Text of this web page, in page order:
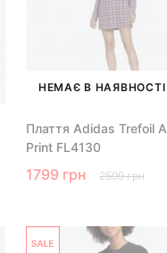
НЕМАЄ В НАЯВНОСТІ
Плаття Adidas Trefoil
Print FL4130
1799 грн 2599 грн